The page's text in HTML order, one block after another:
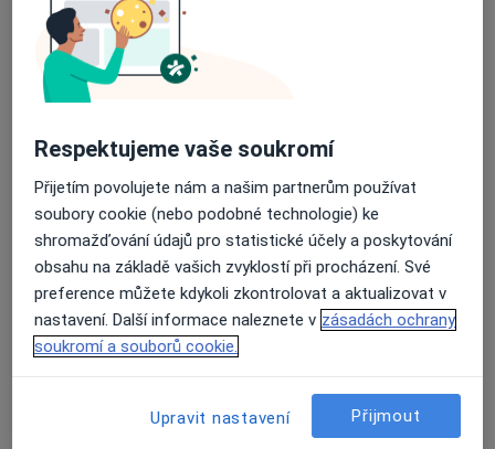
Recenze pacientů jsou pro nás důležité.
Specialisté nemají možnost zaplatit za
Další informace.Další informace o názorech
Hledejte v názorech
Číslo ověřené
Respektujeme vaše soukromí
Přijetím povolujete nám a našim partnerům používat
soubory cookie (nebo podobné technologie) ke
shromažďování údajů pro statistické účely a poskytování
obsahu na základě vašich zvyklostí při procházení. Své
preference můžete kdykoli zkontrolovat a aktualizovat v
nastavení. Další informace naleznete v zásadách ochrany
soukromí a souborů cookie.
Upravit nastavení Přijmout